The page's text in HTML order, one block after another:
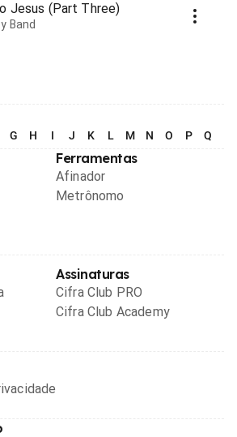
Jesus (Part Three)
Band
G H I J K L M N O P Q
Ferramentas
Afinador
Metrônomo
Assinaturas
Cifra Club PRO
Cifra Club Academy